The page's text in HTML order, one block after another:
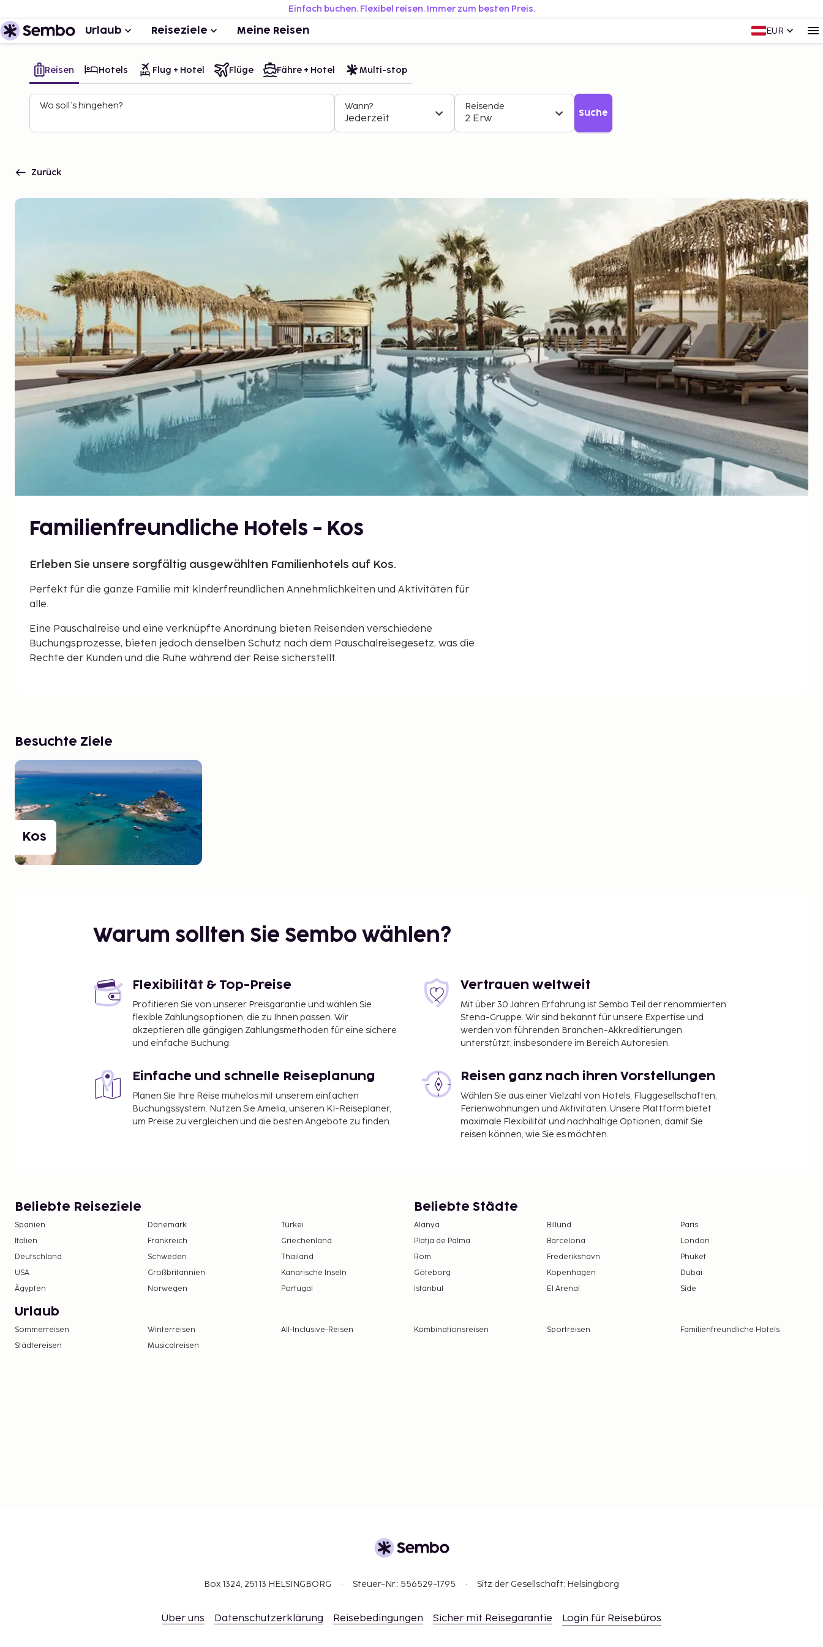
Einfach buchen. Flexibel reisen. Immer zum besten Preis.
Urlaub Reiseziele Meine Reisen EUR
Reisen Hotels Flug + Hotel Flüge Fähre + Hotel Multi-stop
Wo soll’s hingehen? Wann?
Jederzeit
Reisende
2 Erw. Suche
Zurück
Familienfreundliche Hotels - Kos
Erleben Sie unsere sorgfältig ausgewählten Familienhotels auf Kos.
Perfekt für die ganze Familie mit kinderfreundlichen Annehmlichkeiten und Aktivitäten für
alle.
Eine Pauschalreise und eine verknüpfte Anordnung bieten Reisenden verschiedene
Buchungsprozesse, bieten jedoch denselben Schutz nach dem Pauschalreisegesetz, was die
Rechte der Kunden und die Ruhe während der Reise sicherstellt.
Besuchte Ziele
Kos
Warum sollten Sie Sembo wählen?
Flexibilität & Top-Preise
Profitieren Sie von unserer Preisgarantie und wählen Sie
flexible Zahlungsoptionen, die zu Ihnen passen. Wir
akzeptieren alle gängigen Zahlungsmethoden für eine sichere
und einfache Buchung.
Vertrauen weltweit
Mit über 30 Jahren Erfahrung ist Sembo Teil der renommierten
Stena-Gruppe. Wir sind bekannt für unsere Expertise und
werden von führenden Branchen-Akkreditierungen
unterstützt, insbesondere im Bereich Autoresien.
Einfache und schnelle Reiseplanung
Planen Sie Ihre Reise mühelos mit unserem einfachen
Buchungssystem. Nutzen Sie Amelia, unseren KI-Reiseplaner,
um Preise zu vergleichen und die besten Angebote zu finden.
Reisen ganz nach ihren Vorstellungen
Wählen Sie aus einer Vielzahl von Hotels, Fluggesellschaften,
Ferienwohnungen und Aktivitäten. Unsere Plattform bietet
maximale Flexibilität und nachhaltige Optionen, damit Sie
reisen können, wie Sie es möchten.
Beliebte Reiseziele
Spanien Dänemark
Türkei
Italien
Frankreich
Griechenland
Deutschland
Schweden
Thailand
USA
Großbritannien
Kanarische Inseln
Ägypten
Norwegen Portugal
Beliebte Städte
Alanya Billund
Paris
Platja de Palma
Barcelona
London
Rom
Frederikshavn
Phuket
Göteborg
Kopenhagen
Dubai
Istanbul
El Arenal Side
Urlaub
Sommerreisen Winterreisen All-Inclusive-Reisen Kombinationsreisen Sportreisen
Familienfreundliche Hotels
Städtereisen
Musicalreisen
Box 1324, 251 13 HELSINGBORG Steuer-Nr.: 556529-1795 Sitz der Gesellschaft: Helsingborg
Über uns Datenschutzerklärung Reisebedingungen Sicher mit Reisegarantie Login für Reisebüros